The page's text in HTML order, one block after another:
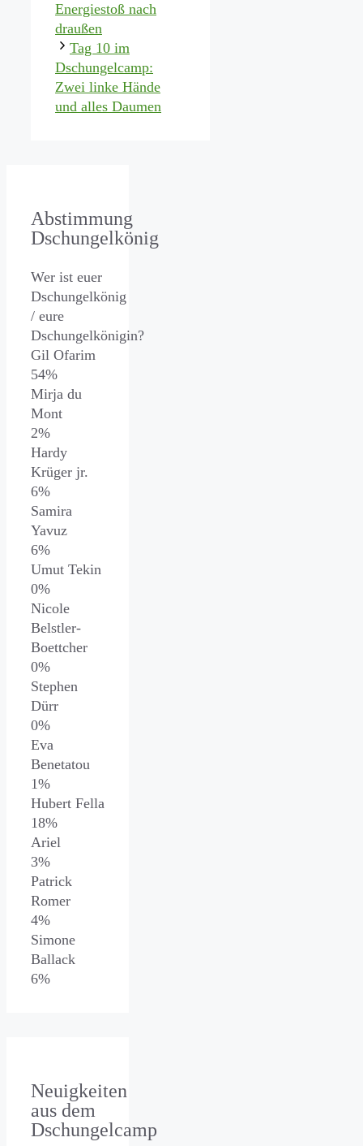
Energiestoß nach
draußen
Tag 10 im
Dschungelcamp:
Zwei linke Hände
und alles Daumen
Abstimmung
Dschungelkönig
Wer ist euer
Dschungelkönig
/ eure
Dschungelkönigin?
Gil Ofarim
54%
Mirja du
Mont
2%
Hardy
Krüger jr.
6%
Samira
Yavuz
6%
Umut Tekin
0%
Nicole
Belstler-
Boettcher
0%
Stephen
Dürr
0%
Eva
Benetatou
1%
Hubert Fella
18%
Ariel
3%
Patrick
Romer
4%
Simone
Ballack
6%
Neuigkeiten
aus dem
Dschungelcamp